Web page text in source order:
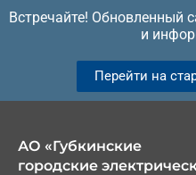
Перейти
Встречайте! Обновленный
и
Перейти на
АО «Губкинские
городские